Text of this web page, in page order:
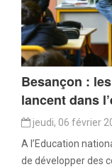
Besançon :
lancent dans
jeudi, 06 février
A l’Education
de développer des